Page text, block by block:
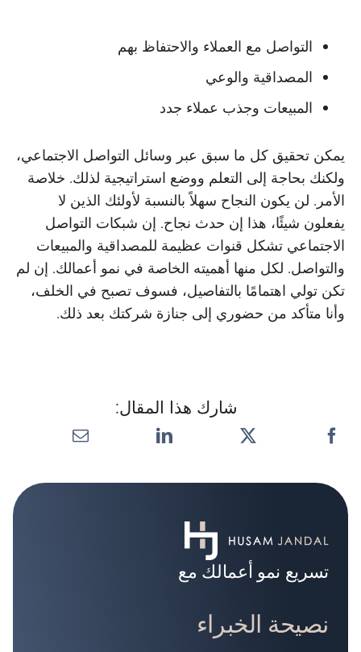
التواصل مع العملاء والاحتفاظ بهم
المصداقية والوعي
المبيعات وجذب عملاء جدد
يمكن تحقيق كل ما سبق عبر وسائل التواصل الاجتماعي،
ولكنك بحاجة إلى التعلم ووضع استراتيجية لذلك. خلاصة
الأمر. لن يكون النجاح سهلاً بالنسبة لأولئك الذين لا
يفعلون شيئًا، هذا إن حدث نجاح. إن شبكات التواصل
الاجتماعي تشكل قنوات عظيمة للمصداقية والمبيعات
والتواصل. لكل منها أهميته الخاصة في نمو أعمالك. إن لم
تكن تولي اهتمامًا بالتفاصيل، فسوف تصبح في الخلف،
وأنا متأكد من حضوري إلى جنازة شركتك بعد ذلك.
شارك هذا المقال:
تسريع نمو أعمالك مع
نصيحة الخبراء